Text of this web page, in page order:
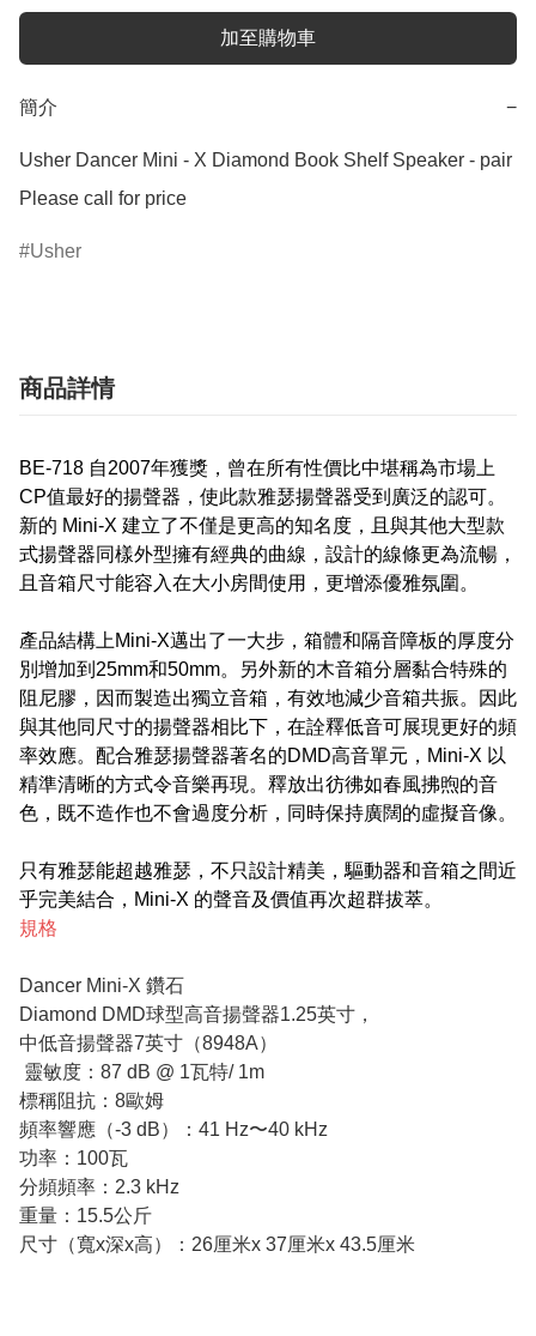
加至購物車
簡介 −
Usher Dancer Mini - X Diamond Book Shelf Speaker - pair
Please call for price
Usher
商品詳情
BE-718 自2007年獲獎，曾在所有性價比中堪稱為市場上
CP值最好的揚聲器，使此款雅瑟揚聲器受到廣泛的認可。
新的 Mini-X 建立了不僅是更高的知名度，且與其他大型款
式揚聲器同樣外型擁有經典的曲線，設計的線條更為流暢，
且音箱尺寸能容入在大小房間使用，更增添優雅氛圍。
產品結構上Mini-X邁出了一大步，箱體和隔音障板的厚度分
別增加到25mm和50mm。另外新的木音箱分層黏合特殊的
阻尼膠，因而製造出獨立音箱，有效地減少音箱共振。因此
與其他同尺寸的揚聲器相比下，在詮釋低音可展現更好的頻
率效應。配合雅瑟揚聲器著名的DMD高音單元，Mini-X 以
精準清晰的方式令音樂再現。釋放出彷彿如春風拂煦的音
色，既不造作也不會過度分析，同時保持廣闊的虛擬音像。
只有雅瑟能超越雅瑟，不只設計精美，驅動器和音箱之間近
乎完美結合，Mini-X 的聲音及價值再次超群拔萃。
規格
Dancer Mini-X 鑽石
Diamond DMD球型高音揚聲器1.25英寸，
中低音揚聲器7英寸（8948A）
靈敏度：87 dB @ 1瓦特/ 1m
標稱阻抗：8歐姆
頻率響應（-3 dB）：41 Hz〜40 kHz
功率：100瓦
分頻頻率：2.3 kHz
重量：15.5公斤
尺寸（寬x深x高）：26厘米x 37厘米x 43.5厘米